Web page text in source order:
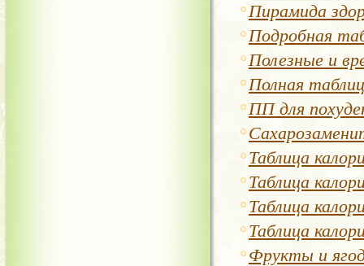
Пирамида
Подробная
Полезные и
Полная
ПП для
Таблица
Таблица
Таблица
Таблица
Фрукты и